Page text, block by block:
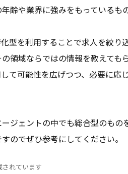
齢や業界に強みをもっているも
型を利用することで求人を絞り
領域ならではの情報を教えても
て可能性を広げつつ、必要に応
ジェントの中でも総合型のもの
のでぜひ参考にしてください。
れています